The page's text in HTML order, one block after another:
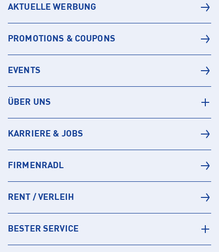
AKTUELLE WERBUNG
PROMOTIONS & COUPONS
EVENTS
ÜBER UNS
KARRIERE & JOBS
FIRMENRADL
RENT / VERLEIH
BESTER SERVICE